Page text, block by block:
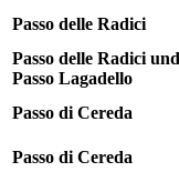
Passo delle Radici
Passo delle Radici und
Passo Lagadello
Passo di Cereda
Passo di Cereda